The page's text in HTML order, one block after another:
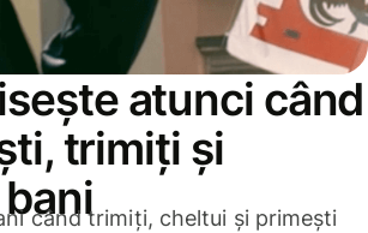
atunci când
trimiți și
când trimiți, cheltui și primești